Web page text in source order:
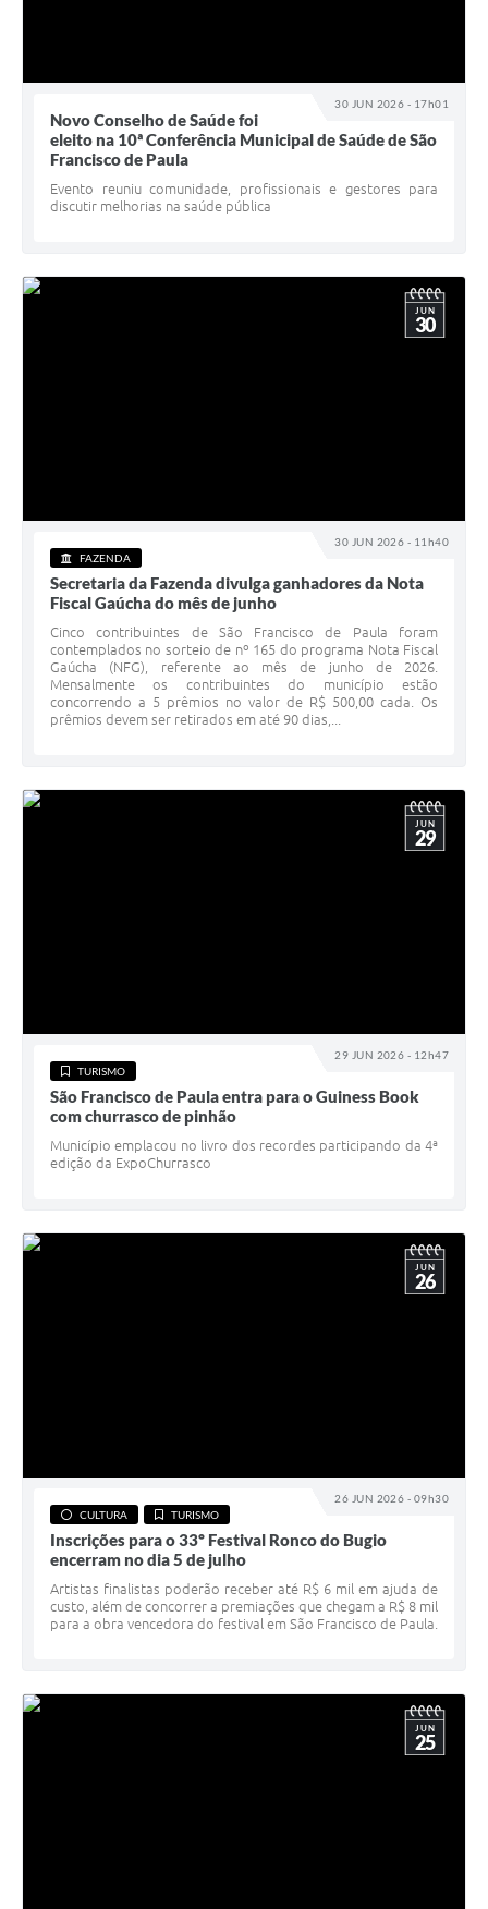
30 JUN 2026 - 17h01
Novo Conselho de Saúde foi
eleito na 10ª Conferência Municipal de Saúde de São
Francisco de Paula
Evento reuniu comunidade, profissionais e gestores para
discutir melhorias na saúde pública
30 JUN 2026 - 11h40
JUN
30
FAZENDA
Secretaria da Fazenda divulga ganhadores da Nota
Fiscal Gaúcha do mês de junho
Cinco contribuintes de São Francisco de Paula foram
contemplados no sorteio de nº 165 do programa Nota Fiscal
Gaúcha (NFG), referente ao mês de junho de 2026.
Mensalmente os contribuintes do município estão
concorrendo a 5 prêmios no valor de R$ 500,00 cada. Os
prêmios devem ser retirados em até 90 dias,...
29 JUN 2026 - 12h47
JUN
29
TURISMO
São Francisco de Paula entra para o Guiness Book
com churrasco de pinhão
Município emplacou no livro dos recordes participando da 4ª
edição da ExpoChurrasco
26 JUN 2026 - 09h30
JUN
26
CULTURA TURISMO
Inscrições para o 33º Festival Ronco do Bugio
encerram no dia 5 de julho
Artistas finalistas poderão receber até R$ 6 mil em ajuda de
custo, além de concorrer a premiações que chegam a R$ 8 mil
para a obra vencedora do festival em São Francisco de Paula.
JUN
25